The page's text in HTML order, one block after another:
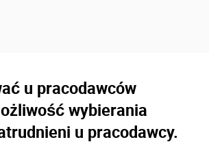
u pracodawców
wybierania
u pracodawcy.